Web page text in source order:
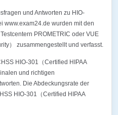
und Antworten zu HIO-
www.exam24.de wurden mit den
PROMETRIC oder VUE
） zusammengestellt und verfasst.
HIO-301（Certified HIPAA
und richtigen
Die Abdeckungsrate der
HIO-301（Certified HIPAA